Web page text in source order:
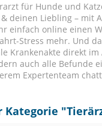
für Hunde und
deinen Liebling – mit
einfach online einen
Stress mehr. Und
Krankenakte direkt
auch alle Befunde
Expertenteam
Kategorie "